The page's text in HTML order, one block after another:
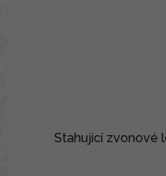
Stahující zvonové